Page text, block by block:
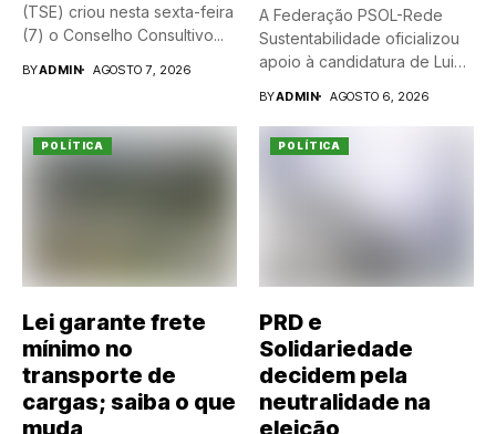
(TSE) criou nesta sexta-feira
(7) o Conselho Consultivo...
BYADMIN AGOSTO 7, 2026
A Federação PSOL-Rede
Sustentabilidade oficializou
apoio à candidatura de Luiz
BYADMIN AGOSTO 6, 2026
POLÍTICA
Lei garante frete
mínimo no
transporte de
cargas; saiba o que
muda
POLÍTICA
PRD e
Solidariedade
decidem pela
neutralidade na
eleição